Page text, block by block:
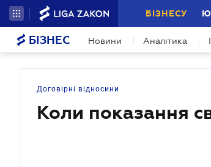
БІЗНЕСУ
БІЗНЕС Новини Аналітика
Договірні відносини
Коли показання